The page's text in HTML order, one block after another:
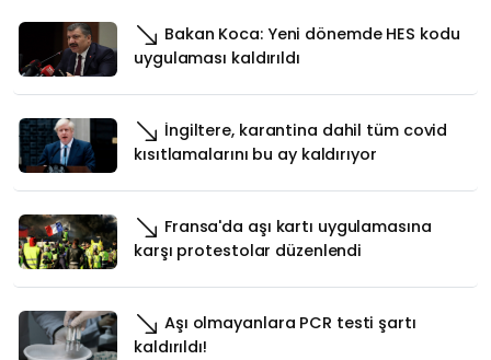
Bakan Koca: Yeni dönemde HES kodu
uygulaması kaldırıldı
İngiltere, karantina dahil tüm covid
kısıtlamalarını bu ay kaldırıyor
Fransa'da aşı kartı uygulamasına
karşı protestolar düzenlendi
Aşı olmayanlara PCR testi şartı
kaldırıldı!